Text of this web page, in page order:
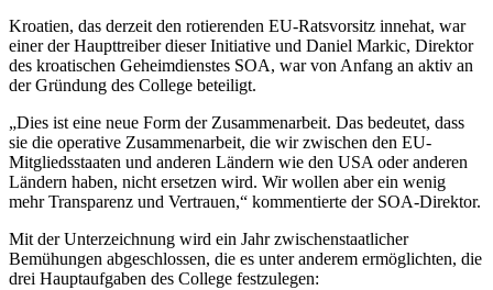
Kroatien, das derzeit den rotierenden EU-Ratsvorsitz innehat, war
einer der Haupttreiber dieser Initiative und Daniel Markic, Direktor
des kroatischen Geheimdienstes SOA, war von Anfang an aktiv an
der Gründung des College beteiligt.
„Dies ist eine neue Form der Zusammenarbeit. Das bedeutet, dass
sie die operative Zusammenarbeit, die wir zwischen den EU-
Mitgliedsstaaten und anderen Ländern wie den USA oder anderen
Ländern haben, nicht ersetzen wird. Wir wollen aber ein wenig
mehr Transparenz und Vertrauen,“ kommentierte der SOA-Direktor.
Mit der Unterzeichnung wird ein Jahr zwischenstaatlicher
Bemühungen abgeschlossen, die es unter anderem ermöglichten, die
drei Hauptaufgaben des College festzulegen: